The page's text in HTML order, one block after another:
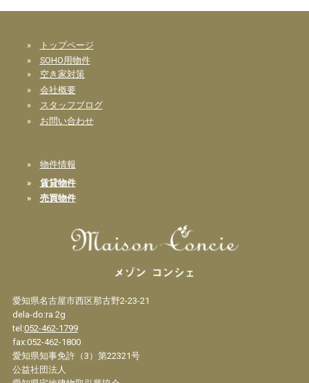
»
トップページ
» SOHO用物件
» 空き家対策
» 会社概要
» スタッフブログ
» お問い合わせ
» 物件情報
» 賃貸物件
» 売買物件
愛知県名古屋市西区那古野2-23-21
dela-do:ra 2g
tel:052-462-1799
fax:052-462-1800
愛知県知事免許（3）第22321号
公益社団法人